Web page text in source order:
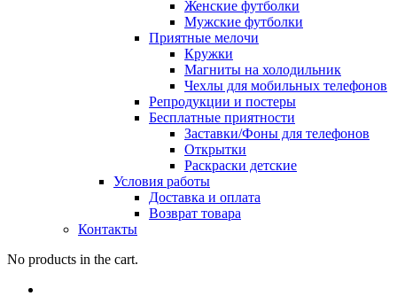
Женские футболки
Мужские футболки
Приятные мелочи
Кружки
Магниты на холодильник
Чехлы для мобильных телефонов
Репродукции и постеры
Бесплатные приятности
Заставки/Фоны для телефонов
Открытки
Раскраски детские
Условия работы
Доставка и оплата
Возврат товара
Контакты
No products in the cart.